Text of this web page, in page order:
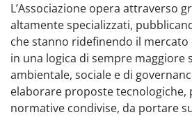
L’Associazione opera attraverso
altamente specializzati,
che stanno ridefinendo il
in una logica di sempre maggiore
ambientale, sociale e di
elaborare proposte tecnologiche,
normative condivise, da portare